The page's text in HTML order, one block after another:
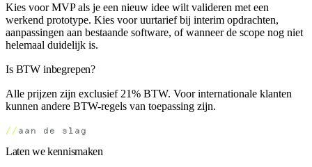
Kies voor MVP als je een nieuw idee wilt valideren met een
werkend prototype. Kies voor uurtarief bij interim opdrachten,
aanpassingen aan bestaande software, of wanneer de scope nog niet
helemaal duidelijk is.
Is BTW inbegrepen?
Alle prijzen zijn exclusief 21% BTW. Voor internationale klanten
kunnen andere BTW-regels van toepassing zijn.
aan de slag
Laten we kennismaken